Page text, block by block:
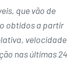
que vão de
obtidos a partir
velocidade
nas últimas 24